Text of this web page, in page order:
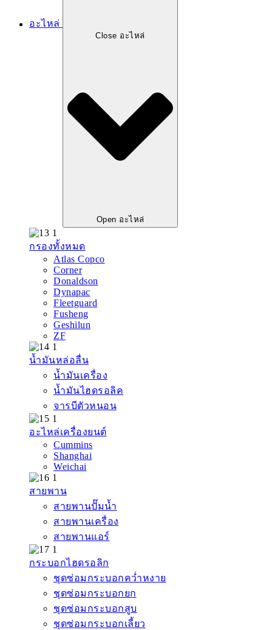
อะไหล่
Close อะไหล่
Open อะไหล่
กรองทั้งหมด
Atlas Copco
Corner
Donaldson
Dynapac
Fleetguard
Fusheng
Geshilun
ZF
น้ำมันหล่อลื่น
น้ำมันเครื่อง
น้ำมันไฮดรอลิค
จารบีตัวหนอน
อะไหล่เครื่องยนต์
Cummins
Shanghai
Weichai
สายพาน
สายพานปั๊มน้ำ
สายพานเครื่อง
สายพานแอร์
กระบอกไฮดรอลิก
ชุดซ่อมกระบอกคว่ำหงาย
ชุดซ่อมกระบอกยก
ชุดซ่อมกระบอกสูบ
ชุดซ่อมกระบอกเลี้ยว